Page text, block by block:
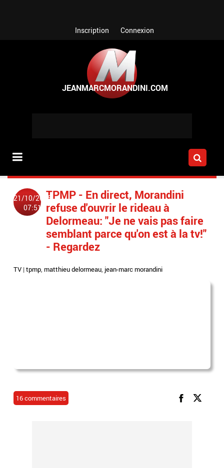
Inscription Connexion
21/10/2015
07:51
TPMP - En direct, Morandini
refuse d'ouvrir le rideau à
Delormeau: "Je ne vais pas faire
semblant parce qu'on est à la tv!"
- Regardez
TV |tpmp,matthieu delormeau, jean-marc morandini
16 commentaires